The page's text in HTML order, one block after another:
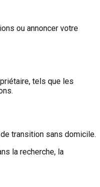
ou annoncer votre
tels que les
transition sans domicile.
la recherche, la